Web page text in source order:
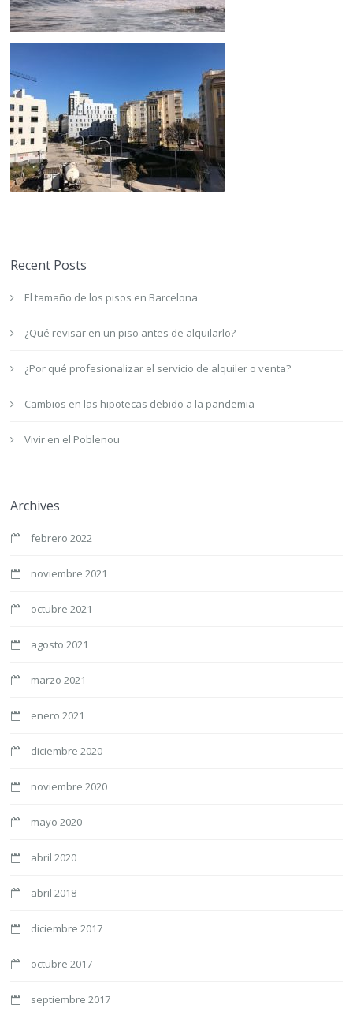
Recent Posts
El tamaño de los pisos en Barcelona
¿Qué revisar en un piso antes de alquilarlo?
¿Por qué profesionalizar el servicio de alquiler o venta?
Cambios en las hipotecas debido a la pandemia
Vivir en el Poblenou
Archives
febrero 2022
noviembre 2021
octubre 2021
agosto 2021
marzo 2021
enero 2021
diciembre 2020
noviembre 2020
mayo 2020
abril 2020
abril 2018
diciembre 2017
octubre 2017
septiembre 2017